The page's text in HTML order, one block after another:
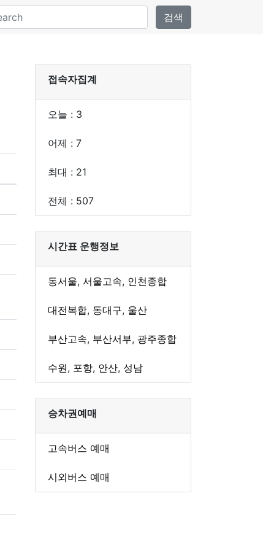
검색
접속자집계
오늘 : 3
어제 : 7
최대 : 21
전체 : 507
시간표 운행정보
동서울, 서울고속, 인천종합
대전복합, 동대구, 울산
부산고속, 부산서부, 광주종합
수원, 포항, 안산, 성남
승차권예매
고속버스 예매
시외버스 예매